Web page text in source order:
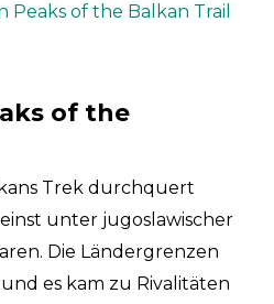
Peaks of the Balkan Trail
of the
Trek durchquert
unter jugoslawischer
Die Ländergrenzen
es kam zu Rivalitäten